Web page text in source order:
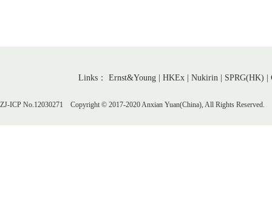
Links： Ernst&Young | HKEx | Nukirin | SPRG(HK)
ZJ-ICP No.12030271 Copyright © 2017-2020 Anxian Yuan(China), All Rights Reserved.